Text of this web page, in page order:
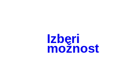
Izberi
možnost